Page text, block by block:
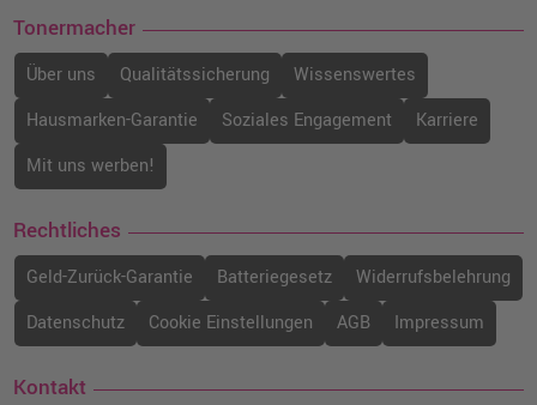
Tonermacher
Über uns Qualitätssicherung
Wissenswertes
Hausmarken-Garantie
Soziales Engagement
Karriere
Mit uns werben!
Rechtliches
Geld-Zurück-Garantie Batteriegesetz
Widerrufsbelehrung
Datenschutz
Cookie Einstellungen AGB Impressum
Kontakt